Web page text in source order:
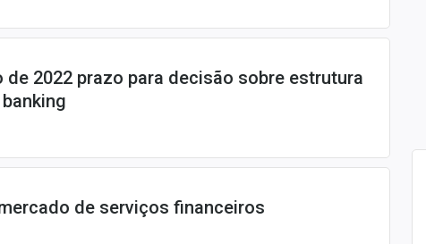
de 2022 prazo para decisão sobre estrutura
de serviços financeiros